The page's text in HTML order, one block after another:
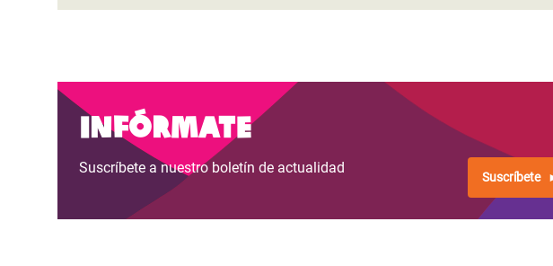
Servicios Sociales Básicos
Gender, Rights, and Justice
en Sudán del Sur
Crisis en Siria
Crisis en Yemen
Infórmate
Suscríbete a nuestro boletín de actualidad
Suscríbete